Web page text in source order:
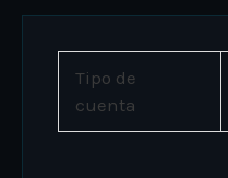
Tipo de
cuenta